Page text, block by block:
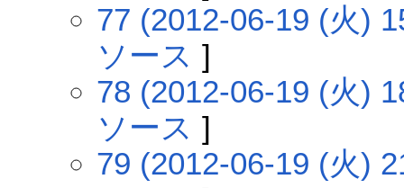
77 (2012-06-19 (火)
ソース ]
78 (2012-06-19 (火)
ソース ]
79 (2012-06-19 (火)